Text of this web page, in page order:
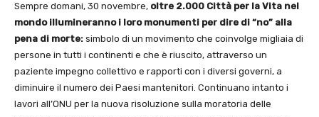
Sempre domani, 30 novembre, oltre 2.000 Città per la Vita nel
mondo illumineranno i loro monumenti per dire di “no” alla
pena di morte: simbolo di un movimento che coinvolge migliaia di
persone in tutti i continenti e che è riuscito, attraverso un
paziente impegno collettivo e rapporti con i diversi governi, a
diminuire il numero dei Paesi mantenitori. Continuano intanto i
lavori all’ONU per la nuova risoluzione sulla moratoria delle